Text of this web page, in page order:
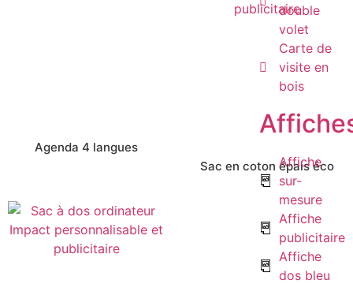
double
volet
Carte de
visite en
bois
Affiche
sur-
mesure
Affiche
publicitaire
Affiche
dos bleu
Agenda 4 langues
Sac en coton épais éco